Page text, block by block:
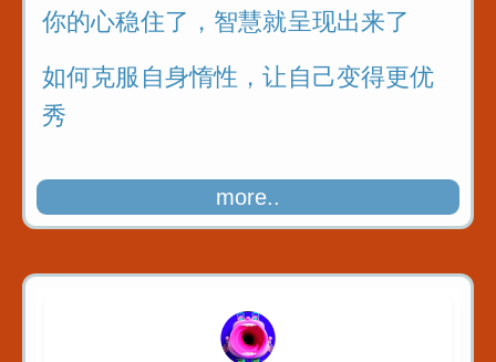
你的心稳住了，智慧就呈现出来了
如何克服自身惰性，让自己变得更优
秀
more..